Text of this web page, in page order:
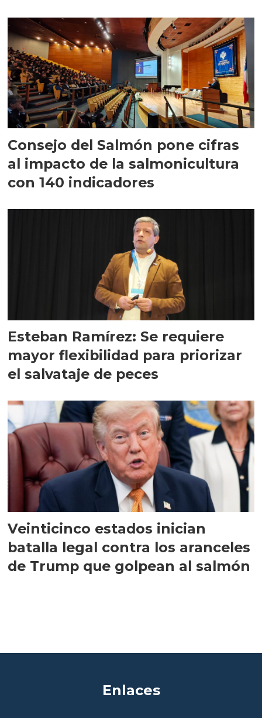
Consejo del Salmón pone cifras
al impacto de la salmonicultura
con 140 indicadores
Esteban Ramírez: Se requiere
mayor flexibilidad para priorizar
el salvataje de peces
Veinticinco estados inician
batalla legal contra los aranceles
de Trump que golpean al salmón
Enlaces